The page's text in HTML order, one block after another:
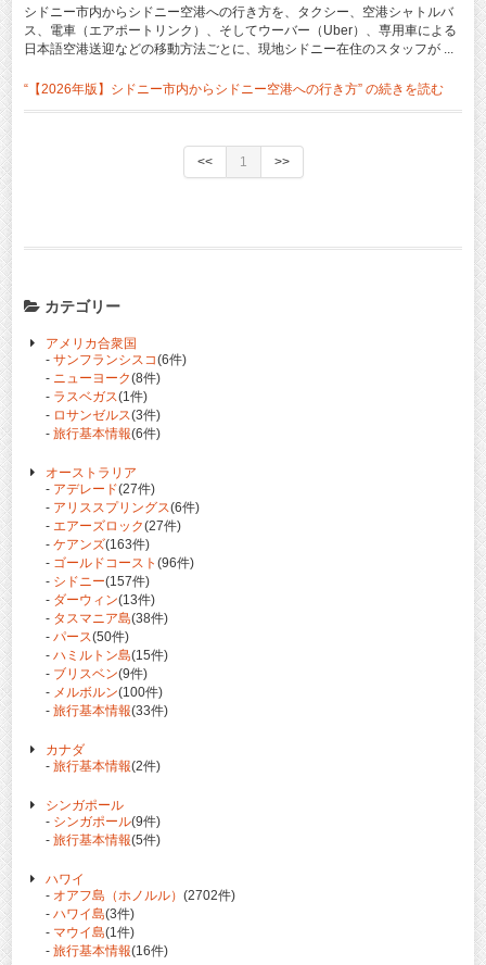
シドニー市内からシドニー空港への行き方を、タクシー、空港シャトルバ
ス、電車（エアポートリンク）、そしてウーバー（Uber）、専用車による
日本語空港送迎などの移動方法ごとに、現地シドニー在住のスタッフが ...
“【2026年版】シドニー市内からシドニー空港への行き方” の続きを読む
<< 1 >>
カテゴリー
アメリカ合衆国
- サンフランシスコ(6件)
- ニューヨーク(8件)
- ラスベガス(1件)
- ロサンゼルス(3件)
- 旅行基本情報(6件)
オーストラリア
- アデレード(27件)
- アリススプリングス(6件)
- エアーズロック(27件)
- ケアンズ(163件)
- ゴールドコースト (96件)
- シドニー(157件)
- ダーウィン(13件)
- タスマニア島(38件)
- パース(50件)
- ハミルトン島(15件)
- ブリスベン(9件)
- メルボルン(100件)
- 旅行基本情報(33件)
カナダ
- 旅行基本情報(2件)
シンガポール
- シンガポール(9件)
- 旅行基本情報(5件)
ハワイ
- オアフ島（ホノルル） (2702件)
- ハワイ島(3件)
- マウイ島(1件)
- 旅行基本情報(16件)